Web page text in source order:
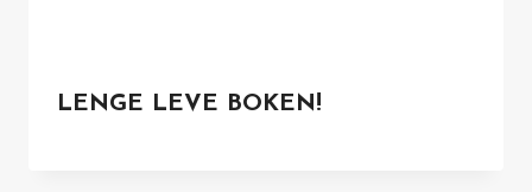
LENGE LEVE BOKEN!